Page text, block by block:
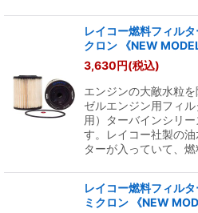
レイコー燃料フィル
クロン 《NEW
3,630円(税込)
エンジンの大敵水粒
ゼルエンジン用フィ
用）ターバインシリ
す。レイコー社製の
ターが入っていて、
レイコー燃料フィル
ミクロン 《NEW